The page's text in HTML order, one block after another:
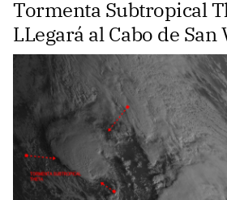
Tormenta Subtropical
LLegará al Cabo de San